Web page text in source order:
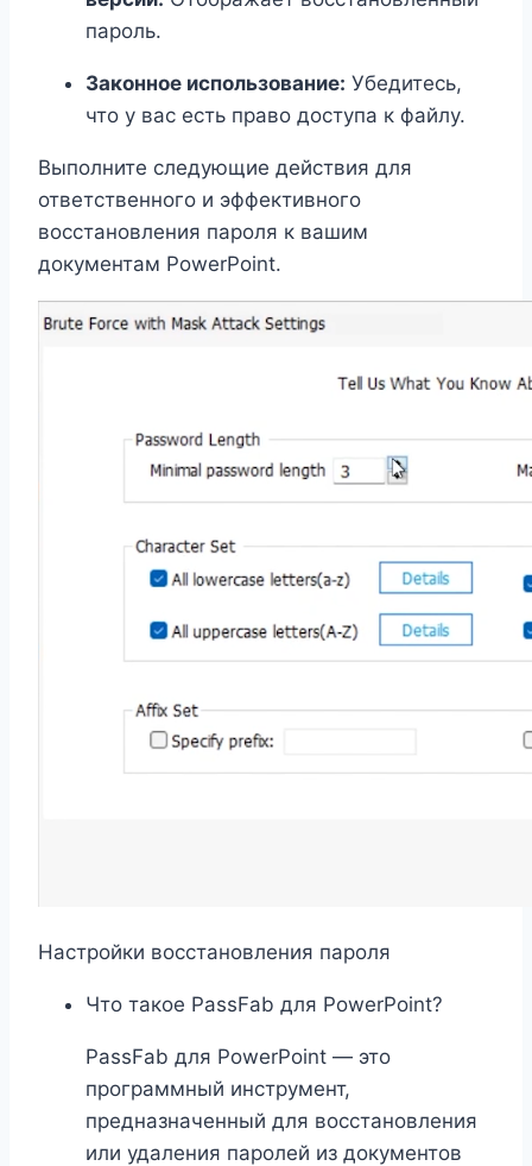
пароль.
Законное использование: Убедитесь,
что у вас есть право доступа к файлу.
Выполните следующие действия для
ответственного и эффективного
восстановления пароля к вашим
документам PowerPoint.
Настройки восстановления пароля
Что такое PassFab для PowerPoint?
PassFab для PowerPoint — это
программный инструмент,
предназначенный для восстановления
или удаления паролей из документов